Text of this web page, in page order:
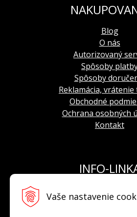
Vaše nastavenie
Blog
O nás
Autorizovaný
Spôsoby
Spôsoby
Reklamácia,
Obchodné
Ochrana osobných
Kontakt
INFO-
E-mail: